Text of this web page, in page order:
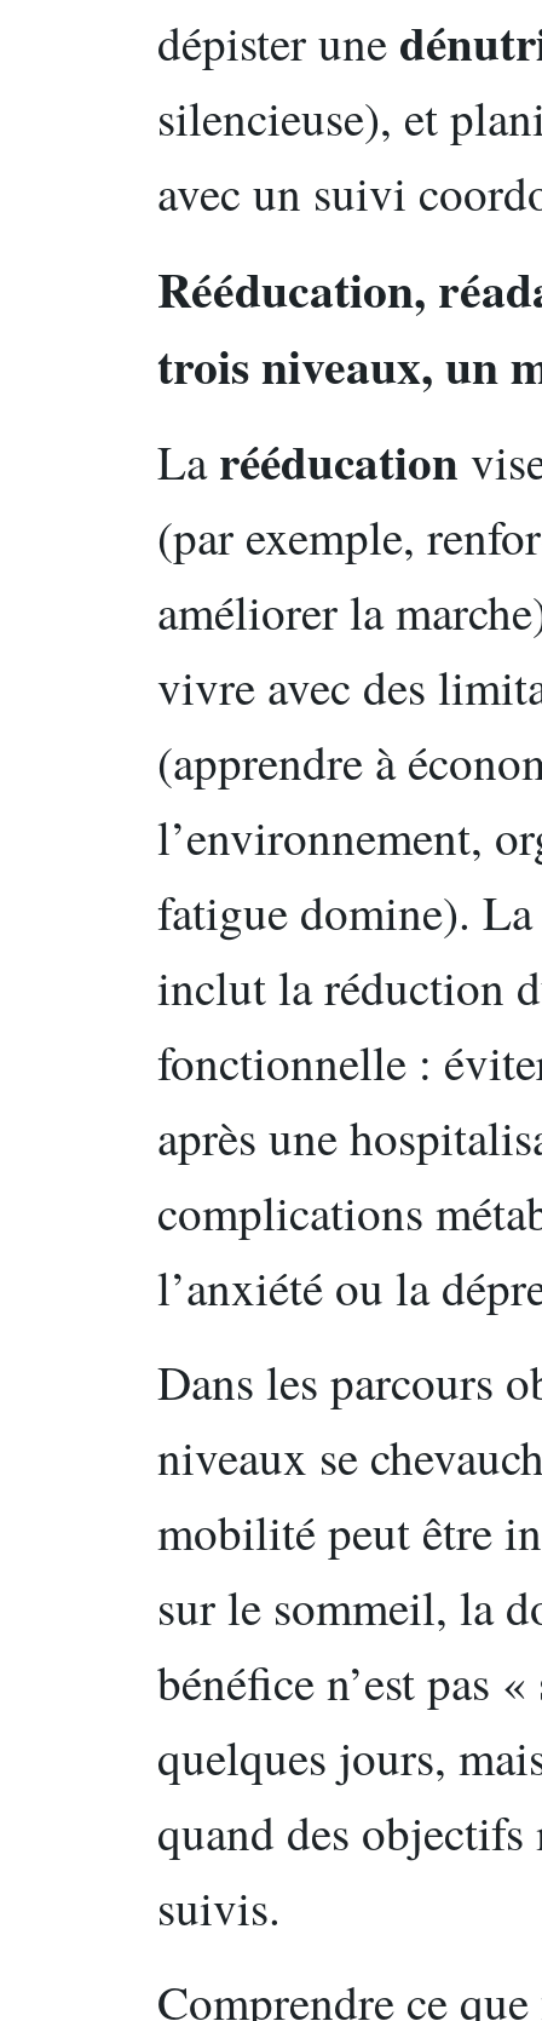
dépister une
silencieuse), et
avec un suivi
Rééducation,
trois niveaux, un
Larééducation
(par exemple,
améliorer la
vivre avec des
(apprendre à
l’environnement,
fatigue domine).
inclut la réduction
fonctionnelle :
après une
complications
l’anxiété ou la
Dans les parcours
niveaux se
mobilité peut être
sur le sommeil, la
bénéfice n’est pas
quelques jours,
quand des objectifs
suivis.
Comprendre ce